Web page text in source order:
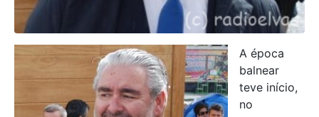
A época
balnear
teve início,
no